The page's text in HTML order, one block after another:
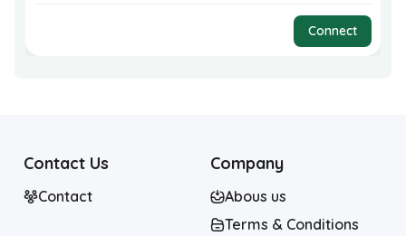
Connect
Contact Us
Contact
Company
Abous us
Terms & Conditions